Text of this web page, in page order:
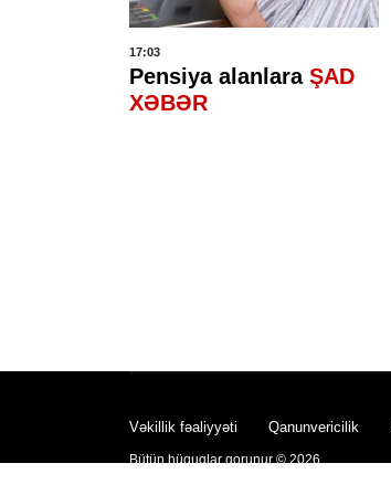
17:03
Pensiya alanlara ŞAD
XƏBƏR
Vəkillik fəaliyyəti Qanunvericilik
Bütün hüquqlar qorunur © 2026